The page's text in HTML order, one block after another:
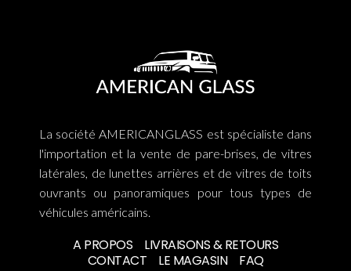
La société AMERICANGLASS est spécialiste dans
l'importation et la vente de pare-brises, de vitres
latérales, de lunettes arrières et de vitres de toits
ouvrants ou panoramiques pour tous types de
véhicules américains.
A PROPOS
LIVRAISONS & RETOURS
CONTACT
LE MAGASIN FAQ